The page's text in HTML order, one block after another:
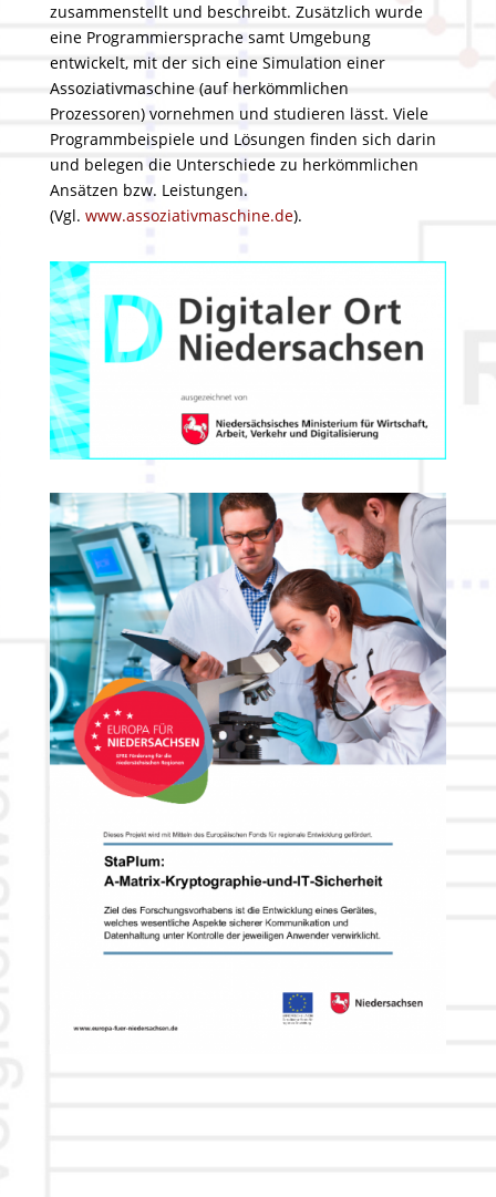
zusammenstellt und beschreibt. Zusätzlich wurde
eine Programmiersprache samt Umgebung
entwickelt, mit der sich eine Simulation einer
Assoziativmaschine (auf herkömmlichen
Prozessoren) vornehmen und studieren lässt. Viele
Programmbeispiele und Lösungen finden sich darin
und belegen die Unterschiede zu herkömmlichen
Ansätzen bzw. Leistungen.
(Vgl. www.assoziativmaschine.de).